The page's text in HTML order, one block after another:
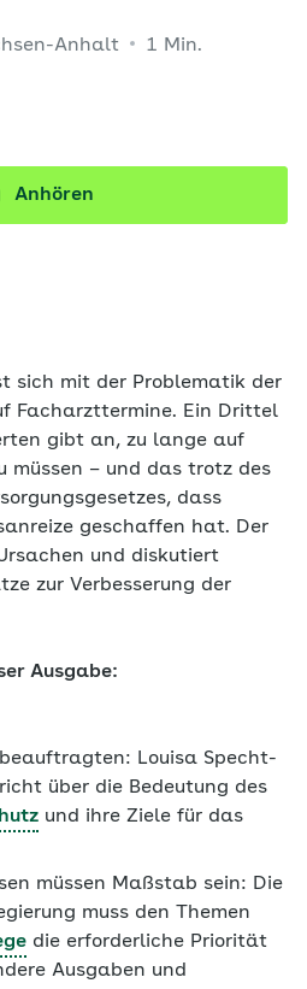
Anhalt
1 Min.
Anhören
sich mit der Problematik der
Facharzttermine. Ein Drittel
gibt an, zu lange auf
müssen – und das trotz des
dass
geschaffen hat. Der
und diskutiert
zur Verbesserung der
Ausgabe:
Louisa Specht-
über die Bedeutung des
und ihre Ziele für das
müssen Maßstab sein: Die
muss den Themen
die erforderliche Priorität
Ausgaben und